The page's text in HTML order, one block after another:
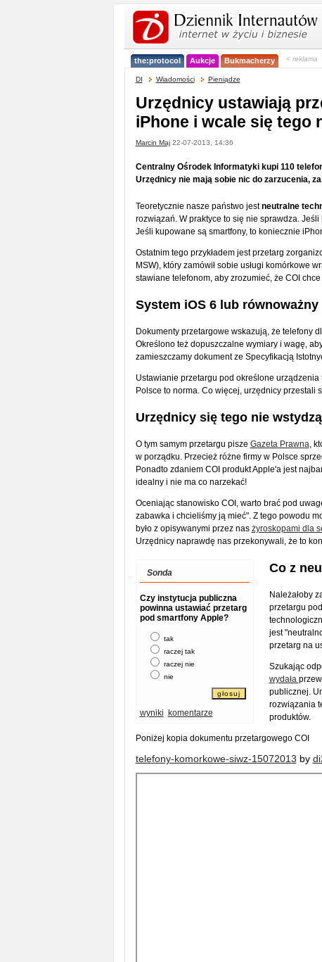
the:protocol Aukcje Bukmacherzy < reklama
DI Wiadomości Pieniądze
Urzędnicy ustawiają
iPhone i wcale się tego
Marcin Maj22-07-2013, 14:36
Centralny Ośrodek Informatyki kupi 110
Urzędnicy nie mają sobie nic do zarzucenia,
Teoretycznie nasze państwo jestneutralne
rozwiązań. W praktyce to się nie sprawdza.
Jeśli kupowane są smartfony, to koniecznie
Ostatnim tego przykładem jest przetarg
MSW), który zamówił sobie usługi komórkowe
stawiane telefonom, aby zrozumieć, że COI
System iOS 6 lub równoważny
Dokumenty przetargowe wskazują, że telefony
Określono też dopuszczalne wymiary i wagę,
zamieszczamy dokument ze Specyfikacją
Ustawianie przetargu pod określone urządzenia
Polsce to norma. Co więcej, urzędnicy przestali
Urzędnicy się tego nie wstydzą
O tym samym przetargu pisze Gazeta Prawna,
w porządku. Przecież różne firmy w Polsce
Ponadto zdaniem COI produkt Apple'a jest
idealny i nie ma co narzekać!
Oceniając stanowisko COI, warto brać pod
zabawka i chcieliśmy ją mieć". Z tego powodu
było z opisywanymi przez nas żyroskopami dla
Urzędnicy naprawdę nas przekonywali, że to
Sonda
Czy instytucja publiczna
powinna ustawiać przetarg
pod smartfony Apple?
tak
raczej tak
raczej nie
nie
wyniki komentarze
Co z
Należałoby
przetargu
jest
przetarg na
Szukając
wydała
publicznej.
rozwiązania
produktów.
Poniżej kopia dokumentu przetargowego COI
telefony-komorkowe-siwz-15072013 by